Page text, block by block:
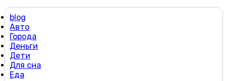
blog
Авто
Города
Деньги
Дети
Для сна
Еда